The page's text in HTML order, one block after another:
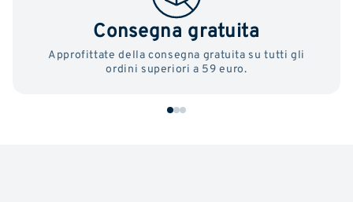
Consegna gratuita
Approfittate della consegna gratuita su tutti gli
ordini superiori a 59 euro.